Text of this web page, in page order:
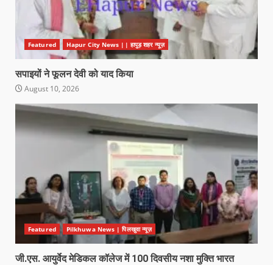
Featured Hapur City News || हापुड़ शहर न्यूज़
सपाइयों ने फूलन देवी को याद किया
August 10, 2026
Featured Pilkhuwa News | पिलखुवा न्यूज़
जी.एस. आयुर्वेद मेडिकल कॉलेज में 100 दिवसीय नशा मुक्ति भारत